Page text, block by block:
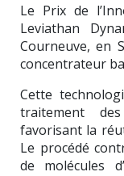
Le Prix de
Leviathan
Courneuve, en
concentrateur
Cette
traitement
favorisant la
Le procédé
de molécules